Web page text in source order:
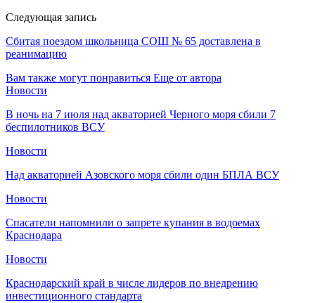
Следующая запись
Сбитая поездом школьница СОШ № 65 доставлена в
реанимацию
Вам также могут понравиться Еще от автора
Новости
В ночь на 7 июля над акваторией Черного моря сбили 7
беспилотников ВСУ
Новости
Над акваторией Азовского моря сбили один БПЛА ВСУ
Новости
Спасатели напомнили о запрете купания в водоемах
Краснодара
Новости
Краснодарский край в числе лидеров по внедрению
инвестиционного стандарта